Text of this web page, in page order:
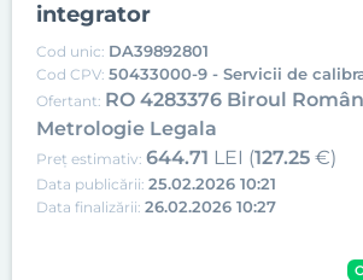
integrator
Cod unic: DA39892801
Cod CPV: 50433000-9 - Servicii de
Ofertant: RO 4283376 Biroul
Metrologie Legala
Preț estimativ: 644.71 LEI (127.25 €)
Data publicării: 25.02.2026 10:21
Data finalizării: 26.02.2026 10:27